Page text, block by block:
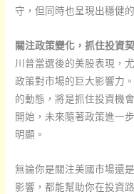
守，但同時也呈現出穩健
關注政策變化，抓住投資
川普當選後的美股表現，
政策對市場的巨大影響力
的動態，將是抓住投資機
開始，未來隨著政策進一
明顯。
無論你是關注美國市場還
影響，都能幫助你在投資